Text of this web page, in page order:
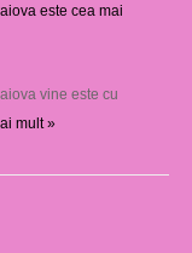
este cea mai
vine este cu
mult »